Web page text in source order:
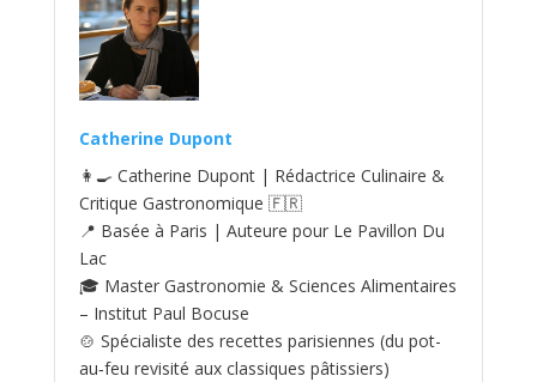
Catherine Dupont
👩‍🍳 Catherine Dupont | Rédactrice Culinaire &
Critique Gastronomique 🇫🇷
📍 Basée à Paris | Auteure pour Le Pavillon Du
Lac
🎓 Master Gastronomie & Sciences Alimentaires
– Institut Paul Bocuse
🍲 Spécialiste des recettes parisiennes (du pot-
au‑feu revisité aux classiques pâtissiers)